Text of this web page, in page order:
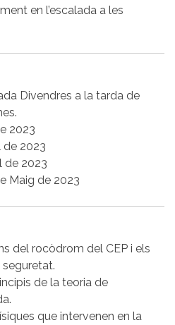
en l’escalada a les
Divendres a la tarda de
2023
de 2023
de 2023
Maig de 2023
del rocòdrom del CEP i els
de la teoria de
que intervenen en la